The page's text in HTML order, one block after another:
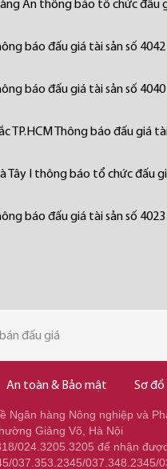
An thông báo tổ chức đấu
báo đấu giá tài sản số 4042
báo đấu giá tài sản số 4040
TP.HCM Thông báo đấu giá
Tây I thông báo tổ chức đấu
báo đấu giá tài sản số 4023
bán đấu giá
An toàn & Bảo mật Sơ
Ngân hàng Nông nghiệp và
Giảng Võ, Hà Nội
024.3205.3205 để nhận
037.353.2345/037.348.2345/